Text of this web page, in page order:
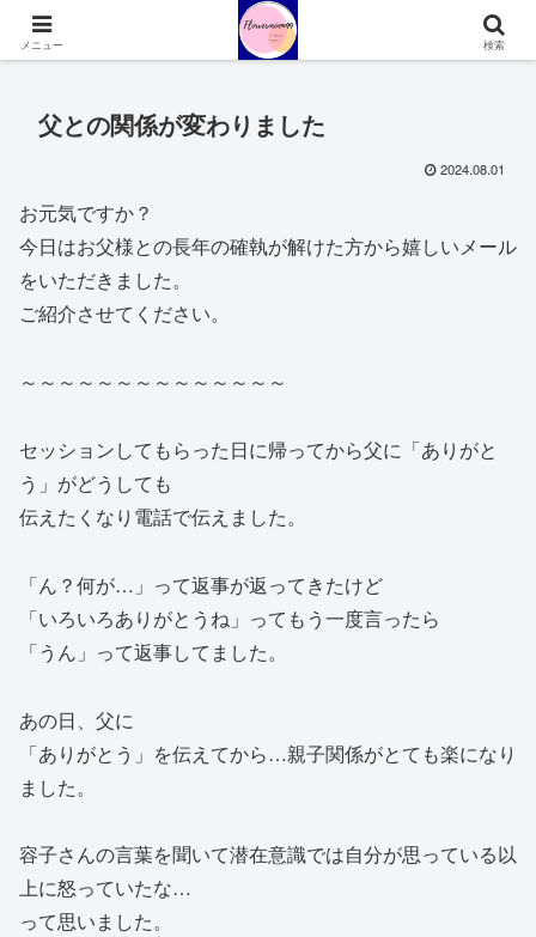
意識変換コーチ愛田容子のサイトです
父との関係が変わりました
2024.08.01
お元気ですか？
今日はお父様との長年の確執が解けた方から嬉しいメール
をいただきました。
ご紹介させてください。
～～～～～～～～～～～～～～
セッションしてもらった日に帰ってから父に「ありがと
う」がどうしても
伝えたくなり電話で伝えました。
「ん？何が…」って返事が返ってきたけど
「いろいろありがとうね」ってもう一度言ったら
「うん」って返事してました。
あの日、父に
「ありがとう」を伝えてから…親子関係がとても楽になり
ました。
容子さんの言葉を聞いて潜在意識では自分が思っている以
上に怒っていたな…
って思いました。
メニュー 検索